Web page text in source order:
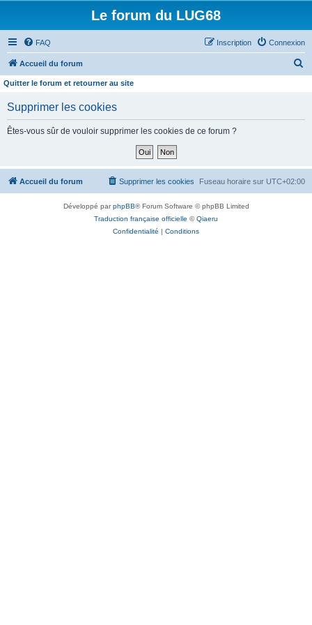
Le forum du LUG68
FAQ Connexion
Inscription
Accueil du forum
h
Quitter le forum et retourner au site
Supprimer les cookies
Êtes-vous sûr de vouloir supprimer les cookies de ce forum ?
Accueil du forum Fuseau horaire sur UTC+02:00
Supprimer les cookies
Développé parphpBB® Forum Software © phpBB Limited
Traduction française officielle ©Qiaeru
Confidentialité | Conditions